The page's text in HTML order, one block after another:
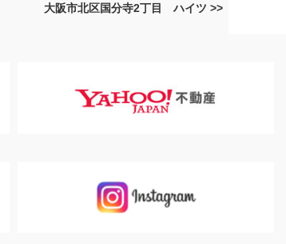
大阪市北区国分寺2丁目 ハイツ >>